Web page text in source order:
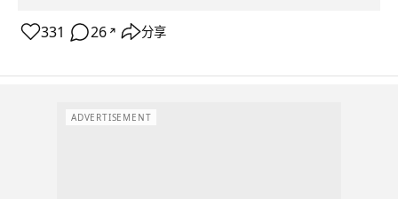
331 26 ↗ 分享
ADVERTISEMENT